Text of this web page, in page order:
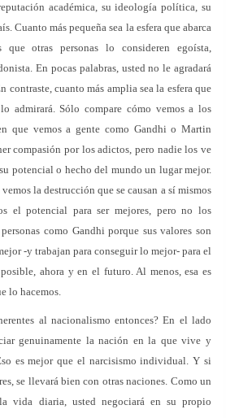
académica, su ideología política, su
Cuanto más pequeña sea la esfera que abarca
otras personas lo consideren egoísta,
En pocas palabras, usted no le agradará
contraste, cuanto más amplia sea la esfera que
admirará. Sólo compare cómo vemos a los
que vemos a gente como Gandhi o Martin
compasión por los adictos, pero nadie los ve
potencial o hecho del mundo un lugar mejor.
la destrucción que se causan a sí mismos
el potencial para ser mejores, pero no los
como Gandhi porque sus valores son
-y trabajan para conseguir lo mejor- para el
ahora y en el futuro. Al menos, esa es
lo hacemos.
al nacionalismo entonces? En el lado
genuinamente la nación en la que vive y
es mejor que el narcisismo individual. Y si
se llevará bien con otras naciones. Como un
vida diaria, usted negociará en su propio